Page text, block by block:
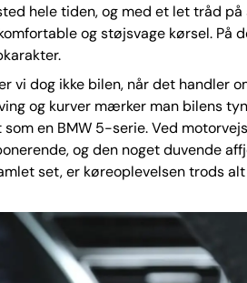
hele tiden, og med et let tråd på
og støjsvage kørsel. På
vi dog ikke bilen, når det handler
og kurver mærker man bilens
som en BMW 5-serie. Ved
og den noget duvende
set, er køreoplevelsen trods